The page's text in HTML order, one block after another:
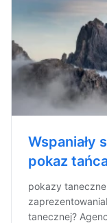
Wspaniały
pokaz
pokazy
tanecznej?